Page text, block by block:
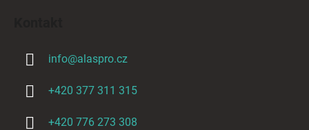
info@alaspro.cz
+420 377 311 315
+420 776 273 308